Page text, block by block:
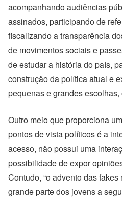
acompanhando audiências
assinados, participando de
fiscalizando a transparência
de movimentos sociais e
de estudar a história do país,
construção da política atual e
pequenas e grandes
Outro meio que proporciona
pontos de vista políticos é a
acesso, não possui uma
possibilidade de expor
Contudo, “o advento das
grande parte dos jovens a